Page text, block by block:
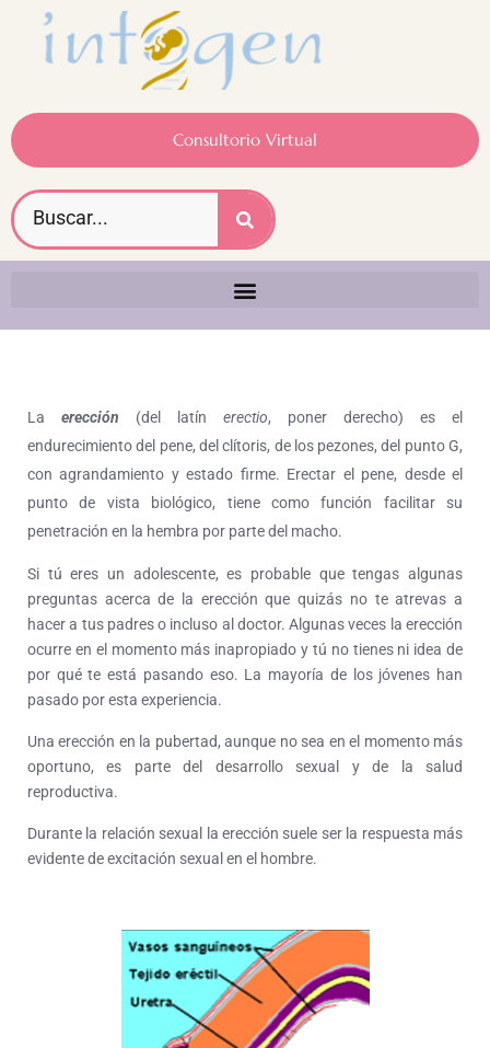
Consultorio Virtual
La erección (del latín erectio, poner derecho) es el
endurecimiento del pene, del clítoris, de los pezones, del punto G,
con agrandamiento y estado firme. Erectar el pene, desde el
punto de vista biológico, tiene como función facilitar su
penetración en la hembra por parte del macho.
Si tú eres un adolescente, es probable que tengas algunas
preguntas acerca de la erección que quizás no te atrevas a
hacer a tus padres o incluso al doctor. Algunas veces la erección
ocurre en el momento más inapropiado y tú no tienes ni idea de
por qué te está pasando eso. La mayoría de los jóvenes han
pasado por esta experiencia.
Una erección en la pubertad, aunque no sea en el momento más
oportuno, es parte del desarrollo sexual y de la salud
reproductiva.
Durante la relación sexual la erección suele ser la respuesta más
evidente de excitación sexual en el hombre.